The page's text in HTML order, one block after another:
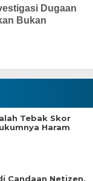
Dugaan
Bukan
Tebak Skor
Haram
Candaan Netizen,